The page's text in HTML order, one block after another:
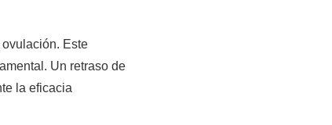
Este
Un retraso de
la eficacia